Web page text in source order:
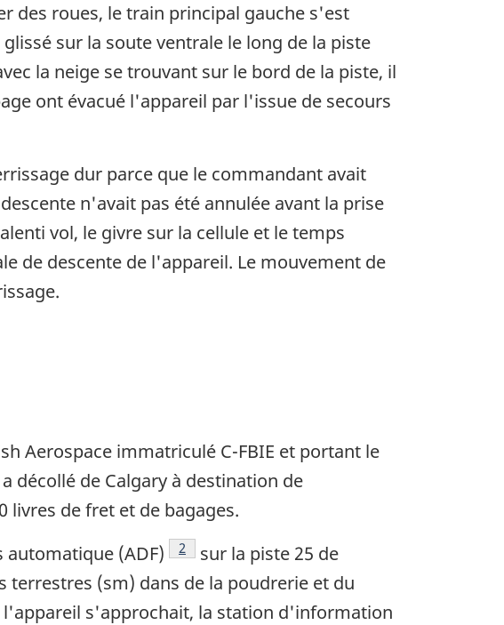
des roues, le train principal gauche s'est
sur la soute ventrale le long de la piste
la neige se trouvant sur le bord de la piste, il
ont évacué l'appareil par l'issue de secours
dur parce que le commandant avait
n'avait pas été annulée avant la prise
vol, le givre sur la cellule et le temps
de descente de l'appareil. Le mouvement de
Aerospace immatriculé C-FBIE et portant le
décollé de Calgary à destination de
livres de fret et de bagages.
(ADF)
Note de bas de page
2
sur la piste 25 de
terrestres (sm) dans de la poudrerie et du
l'appareil s'approchait, la station d'information